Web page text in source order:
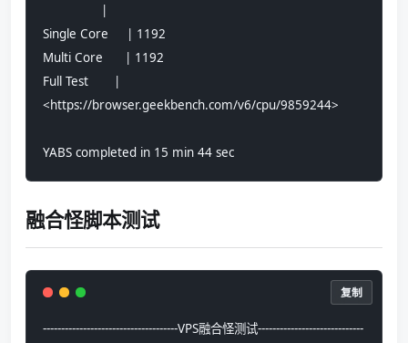
                |
Single Core     | 1192
Multi Core      | 1192
Full Test       |
<https://browser.geekbench.com/v6/cpu/9859244>
YABS completed in 15 min 44 sec
融合怪脚本测试
-------------------------------------VPS融合怪测试-----------------------------
复制